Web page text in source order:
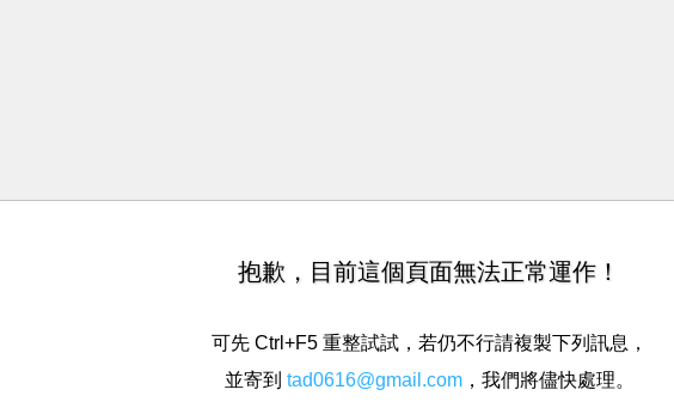
抱歉，目前這個頁面無法正常運作！
可先 Ctrl+F5 重整試試，若仍不行請複製下列訊息，
並寄到 tad0616@gmail.com，我們將儘快處理。